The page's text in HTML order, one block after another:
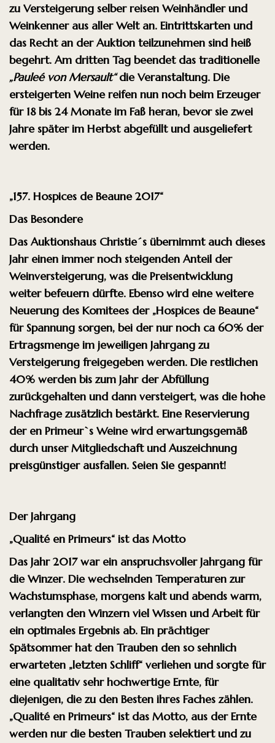
zu Versteigerung selber reisen Weinhändler und
Weinkenner aus aller Welt an. Eintrittskarten und
das Recht an der Auktion teilzunehmen sind heiß
begehrt. Am dritten Tag beendet das traditionelle
„Pauleé von Mersault“die Veranstaltung. Die
ersteigerten Weine reifen nun noch beim Erzeuger
für 18 bis 24 Monate im Faß heran, bevor sie zwei
Jahre später im Herbst abgefüllt und ausgeliefert
werden.
„157. Hospices de Beaune 2017“
Das Besondere
Das Auktionshaus Christie´s übernimmt auch dieses
Jahr einen immer noch steigenden Anteil der
Weinversteigerung, was die Preisentwicklung
weiter befeuern dürfte. Ebenso wird eineweitere
Neuerung des Komitees der „Hospices de Beaune“
für Spannung sorgen, bei der nurnoch ca 60% der
Ertragsmenge im jeweiligen Jahrgang zu
Versteigerung freigegeben werden. Die restlichen
40% werden bis zum Jahr der Abfüllung
zurückgehalten und dann versteigert, was die hohe
Nachfrage zusätzlich bestärkt. Eine Reservierung
der en Primeur`s Weine wird erwartungsgemäß
durch unser Mitgliedschaft und Auszeichnung
preisgünstiger ausfallen. Seien Sie gespannt!
Der Jahrgang
„Qualité en Primeurs“ ist das Motto
Das Jahr 2017 war ein anspruchsvoller Jahrgang für
die Winzer. Die wechselnden Temperaturen zur
Wachstumsphase, morgens kalt und abends warm,
verlangten den Winzern viel Wissen und Arbeit für
ein optimales Ergebnis ab. Ein prächtiger
Spätsommerhat den Trauben den so sehnlich
erwarteten „letzten Schliff“ verliehen und sorgte für
eine qualitativ sehr hochwertige Ernte, für
diejenigen, die zu den Besten ihres Faches zählen.
„Qualité en Primeurs“ ist das Motto, aus der Ernte
werden nur die besten Trauben selektiert und zu